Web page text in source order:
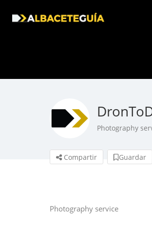
Photography
Compartir Guardar
Photography service